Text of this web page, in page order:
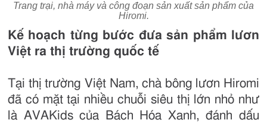
Trang trại, nhà máy và công đoạn sản xuất sản phẩm của
Hiromi.
Kế hoạch từng bước đưa sản phẩm lươn
Việt ra thị trường quốc tế
Tại thị trường Việt Nam, chà bông lươn Hiromi
đã có mặt tại nhiều chuỗi siêu thị lớn nhỏ như
là AVAKids của Bách Hóa Xanh, đánh dấu